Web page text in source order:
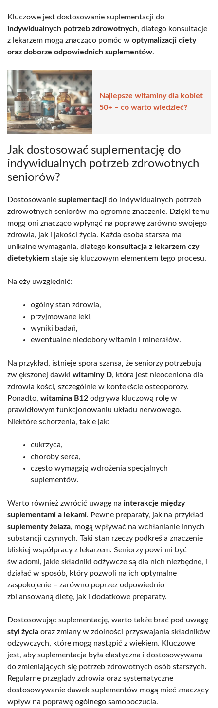
Kluczowe jest dostosowanie suplementacji do
indywidualnych potrzeb zdrowotnych, dlatego konsultacje
z lekarzem mogą znacząco pomóc w optymalizacji diety
oraz doborze odpowiednich suplementów.
Najlepsze witaminy dla kobiet
50+ – co warto wiedzieć?
Jak dostosować suplementację do
indywidualnych potrzeb zdrowotnych
seniorów?
Dostosowanie suplementacji do indywidualnych potrzeb
zdrowotnych seniorów ma ogromne znaczenie. Dzięki temu
mogą oni znacząco wpłynąć na poprawę zarówno swojego
zdrowia, jak i jakości życia. Każda osoba starsza ma
unikalne wymagania, dlatego konsultacja z lekarzem czy
dietetykiem staje się kluczowym elementem tego procesu.
Należy uwzględnić:
ogólny stan zdrowia,
przyjmowane leki,
wyniki badań,
ewentualne niedobory witamin i minerałów.
Na przykład, istnieje spora szansa, że seniorzy potrzebują
zwiększonej dawki witaminy D, która jest nieoceniona dla
zdrowia kości, szczególnie w kontekście osteoporozy.
Ponadto, witamina B12 odgrywa kluczową rolę w
prawidłowym funkcjonowaniu układu nerwowego.
Niektóre schorzenia, takie jak:
cukrzyca,
choroby serca,
często wymagają wdrożenia specjalnych
suplementów.
Warto również zwrócić uwagę na interakcje między
suplementami a lekami. Pewne preparaty, jak na przykład
suplementy żelaza, mogą wpływać na wchłanianie innych
substancji czynnych. Taki stan rzeczy podkreśla znaczenie
bliskiej współpracy z lekarzem. Seniorzy powinni być
świadomi, jakie składniki odżywcze są dla nich niezbędne, i
działać w sposób, który pozwoli na ich optymalne
zaspokojenie – zarówno poprzez odpowiednio
zbilansowaną dietę, jak i dodatkowe preparaty.
Dostosowując suplementację, warto także brać pod uwagę
styl życia oraz zmiany w zdolności przyswajania składników
odżywczych, które mogą nastąpić z wiekiem. Kluczowe
jest, aby suplementacja była elastyczna i dostosowywana
do zmieniających się potrzeb zdrowotnych osób starszych.
Regularne przeglądy zdrowia oraz systematyczne
dostosowywanie dawek suplementów mogą mieć znaczący
wpływ na poprawę ogólnego samopoczucia.